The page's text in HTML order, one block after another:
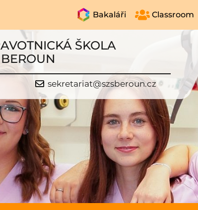
Bakaláři Classroom
ŠKOLA
sekretariat@szsberoun.cz